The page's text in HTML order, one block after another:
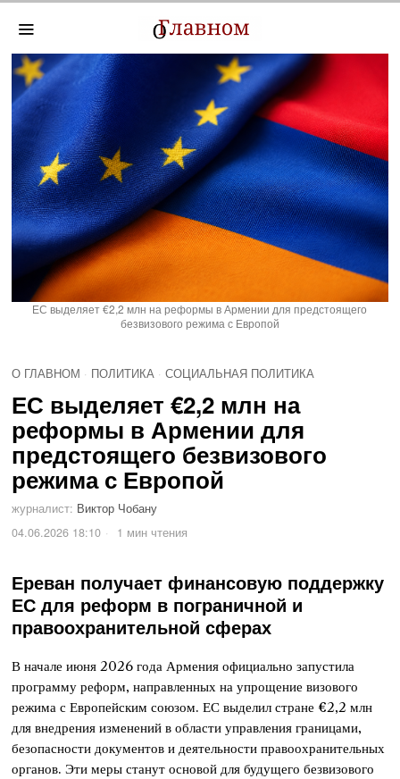
ЕС выделяет €2,2 млн на реформы в Армении для предстоящего
безвизового режима с Европой
О ГЛАВНОМ · ПОЛИТИКА · СОЦИАЛЬНАЯ ПОЛИТИКА
ЕС выделяет €2,2 млн на
реформы в Армении для
предстоящего безвизового
режима с Европой
журналист: Виктор Чобану
04.06.2026 18:10
1 мин чтения
Ереван получает финансовую поддержку
ЕС для реформ в пограничной и
правоохранительной сферах
В начале июня 2026 года Армения официально запустила
программу реформ, направленных на упрощение визового
режима с Европейским союзом. ЕС выделил стране €2,2 млн
для внедрения изменений в области управления границами,
безопасности документов и деятельности правоохранительных
органов. Эти меры станут основой для будущего безвизового